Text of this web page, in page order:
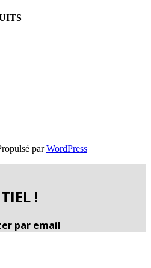
parWordPress
!
par email